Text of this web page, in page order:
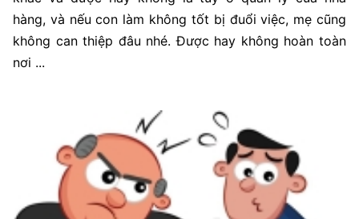
hàng, và nếu con làm không tốt bị đuổi việc, mẹ cũng
không can thiệp đâu nhé. Được hay không hoàn toàn
nơi ...